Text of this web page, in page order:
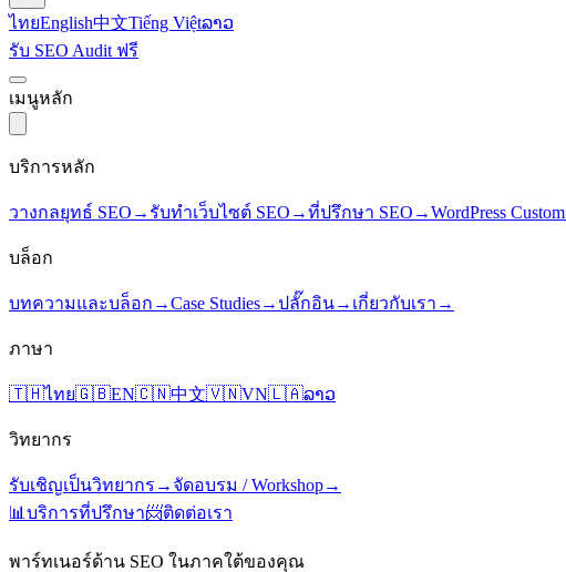
ไทยEnglish中文Tiếng Việtລາວ
รับ SEO Audit ฟรี
เมนูหลัก
บริการหลัก
วางกลยุทธ์ SEO → รับทำเว็บไซต์ SEO →ที่ปรึกษา SEO →WordPress Custom
บล็อก
บทความและบล็อก →Case Studies→ปลั๊กอิน→ เกี่ยวกับเรา →
ภาษา
🇹🇭ไทย🇬🇧EN🇨🇳中文🇻🇳VN🇱🇦ລາວ
วิทยากร
รับเชิญเป็นวิทยากร → จัดอบรม / Workshop→
📊 บริการที่ปรึกษา📨ติดต่อเรา
พาร์ทเนอร์ด้าน SEO ในภาคใต้ของคุณ